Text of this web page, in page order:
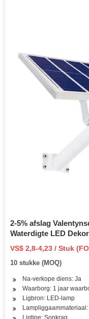
2-5% afslag
Waterdigte LED
VS$ 2,8-4,23 / Stuk
10 stukke (MOQ)
Na-verkope diens: Ja
Waarborg: 1 jaar
Ligbron: LED-lamp
Ligtipe: Sonkrag